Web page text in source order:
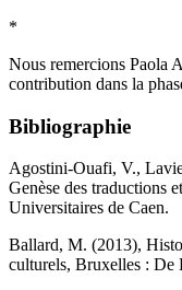
*
Nous remercions Paola
contribution dans la
Bibliographie
Agostini-Ouafi, V.,
Genèse des traductions
Universitaires de Caen.
Ballard, M. (2013),
culturels, Bruxelles : De